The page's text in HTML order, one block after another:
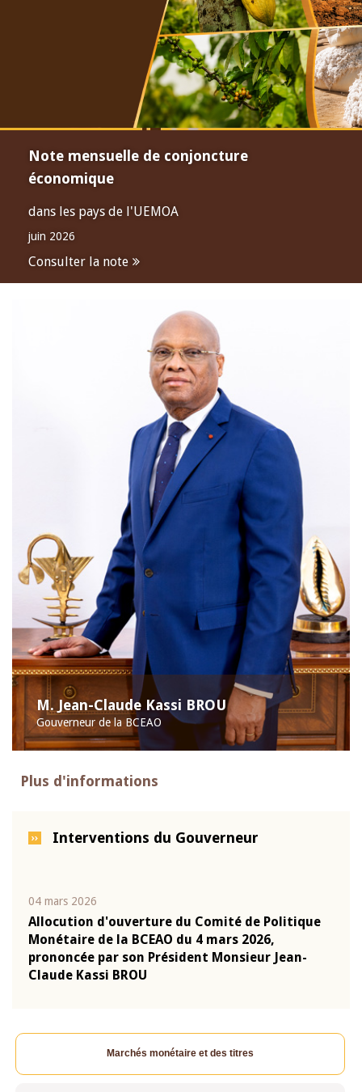
Note mensuelle de conjoncture
économique
dans les pays de l'UEMOA
juin 2026
Consulter la note
M. Jean-Claude Kassi BROU
Gouverneur de la BCEAO
Plus d'informations
Interventions du Gouverneur
04 mars 2026
Allocution d'ouverture du Comité de Politique
Monétaire de la BCEAO du 4 mars 2026,
prononcée par son Président Monsieur Jean-
Claude Kassi BROU
Marchés monétaire et des titres